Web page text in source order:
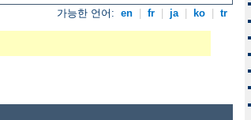
가능한 언어: en fr ja ko tr